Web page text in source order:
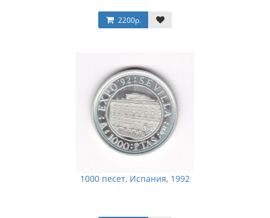
2200р.
1000 песет, Испания, 1992